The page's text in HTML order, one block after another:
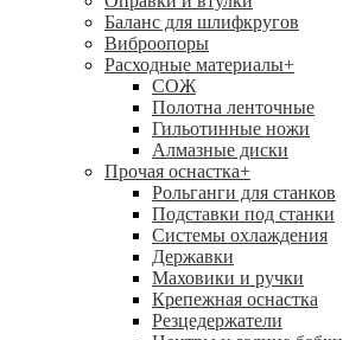
Баланс для шлифкругов
Виброопоры
Расходные материалы+
СОЖ
Полотна ленточные
Гильотинные ножи
Алмазные диски
Прочая оснастка+
Рольганги для станков
Подставки под станки
Системы охлаждения
Державки
Маховики и ручки
Крепежная оснастка
Резцедержатели